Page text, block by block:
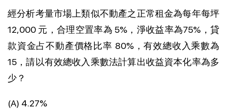
經分析考量市場上類似不動產之正常租金為每年每坪
12,000 元，合理空置率為 5%，淨收益率為75%，貸
款資金占不動產價格比率 80%，有效總收入乘數為
15，請以有效總收入乘數法計算出收益資本化率為多
少？
(A) 4.27%